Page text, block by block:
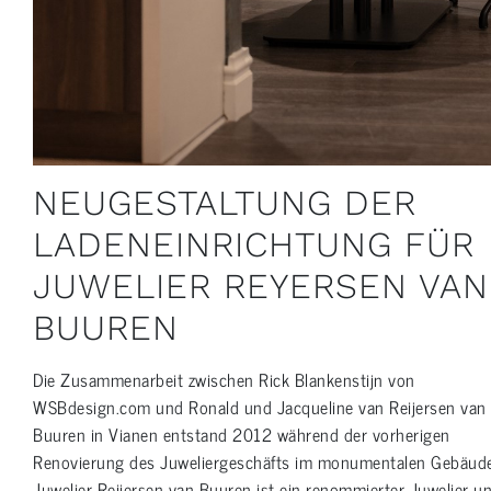
NEUGESTALTUNG DER
LADENEINRICHTUNG FÜR
JUWELIER REYERSEN VAN
BUUREN
Die Zusammenarbeit zwischen Rick Blankenstijn von
WSBdesign.com und Ronald und Jacqueline van Reijersen van
Buuren in Vianen entstand 2012 während der vorherigen
Renovierung des Juweliergeschäfts im monumentalen